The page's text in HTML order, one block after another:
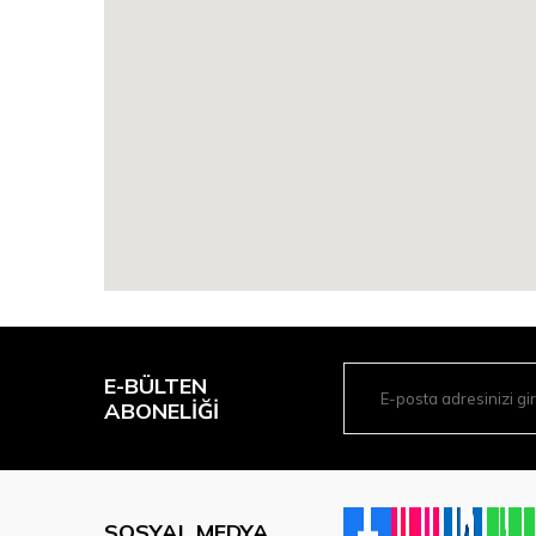
E-BÜLTEN
ABONELIĞI